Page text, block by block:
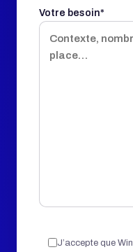
Votre besoin*
laisser
J’accepte que